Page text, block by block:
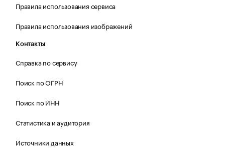
Правила использования сервиса
Правила использования изображений
Контакты
Справка по сервису
Поиск по ОГРН
Поиск по ИНН
Статистика и аудитория
Источники данных